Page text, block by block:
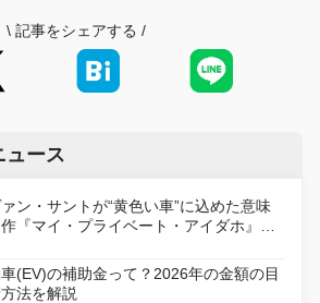
\ 記事をシェアする /
ュース
ン・サントが“黄色い車”に込めた意味
『マイ・プライベート・アイダホ』が
ルリマスター版で復活
(EV)の補助金って？2026年の金額の目
法を解説